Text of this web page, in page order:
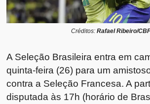
Créditos: Rafael Ribeiro/CBF
A Seleção Brasileira entra em
quinta-feira (26) para um
contra a Seleção Francesa. A
disputada às 17h (horário de